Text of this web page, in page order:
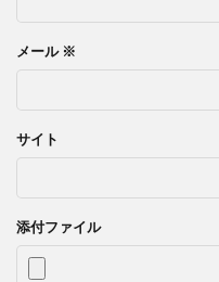
メール ※
サイト
添付ファイル